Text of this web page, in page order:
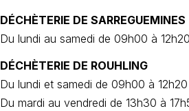
DÉCHÈTERIE DE SARREGUEMINES
Du lundi au samedi de 09h00 à
DÉCHÈTERIE DE ROUHLING
Du lundi et samedi de 09h00 à
Du mardi au vendredi de 13h30 à